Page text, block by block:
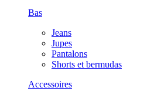
Bas
Jeans
Jupes
Pantalons
Shorts et bermudas
Accessoires